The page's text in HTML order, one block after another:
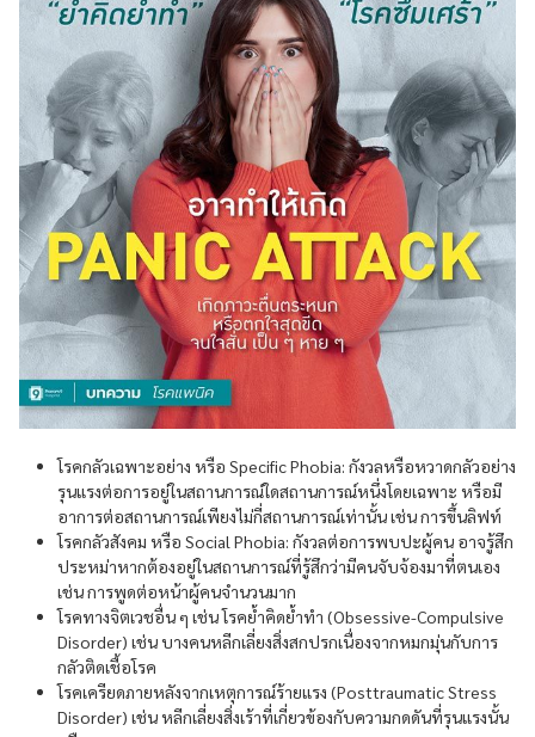
โรคกลัวเฉพาะอย่าง หรือ Specific Phobia: กังวลหรือหวาดกลัวอย่าง
รุนแรงต่อการอยู่ในสถานการณ์ใดสถานการณ์หนึ่งโดยเฉพาะ หรือมี
อาการต่อสถานการณ์เพียงไม่กี่สถานการณ์เท่านั้น เช่น การขึ้นลิฟท์
โรคกลัวสังคม หรือ Social Phobia: กังวลต่อการพบปะผู้คน อาจรู้สึก
ประหม่าหากต้องอยู่ในสถานการณ์ที่รู้สึกว่ามีคนจับจ้องมาที่ตนเอง
เช่น การพูดต่อหน้าผู้คนจำนวนมาก
โรคทางจิตเวชอื่น ๆ เช่น โรคย้ำคิดย้ำทำ (Obsessive-Compulsive
Disorder) เช่น บางคนหลีกเลี่ยงสิ่งสกปรกเนื่องจากหมกมุ่นกับการ
กลัวติดเชื้อโรค
โรคเครียดภายหลังจากเหตุการณ์ร้ายแรง (Posttraumatic Stress
Disorder) เช่น หลีกเลี่ยงสิ่งเร้าที่เกี่ยวข้องกับความกดดันที่รุนแรงนั้น